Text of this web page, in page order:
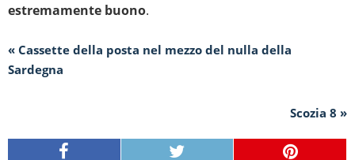
estremamente buono.
« Cassette della posta nel mezzo del nulla della
Sardegna
Scozia 8 »